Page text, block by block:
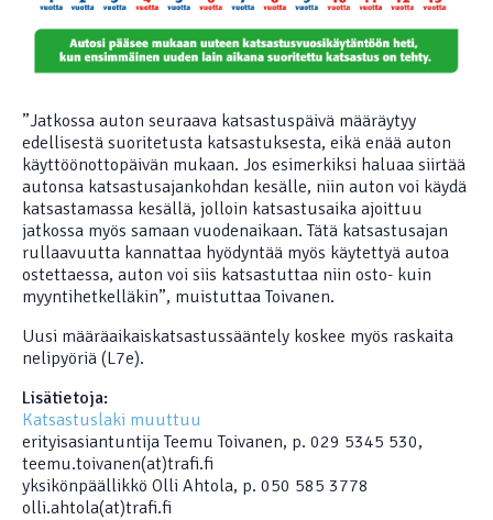
”Jatkossa auton seuraava katsastuspäivä määräytyy
edellisestä suoritetusta katsastuksesta, eikä enää auton
käyttöönottopäivän mukaan. Jos esimerkiksi haluaa siirtää
autonsa katsastusajankohdan kesälle, niin auton voi käydä
katsastamassa kesällä, jolloin katsastusaika ajoittuu
jatkossa myös samaan vuodenaikaan. Tätä katsastusajan
rullaavuutta kannattaa hyödyntää myös käytettyä autoa
ostettaessa, auton voi siis katsastuttaa niin osto- kuin
myyntihetkelläkin”, muistuttaa Toivanen.
Uusi määräaikaiskatsastussääntely koskee myös raskaita
nelipyöriä (L7e).
Lisätietoja:
Katsastuslaki muuttuu
erityisasiantuntija Teemu Toivanen, p. 029 5345 530,
teemu.toivanen(at)trafi.fi
yksikönpäällikkö Olli Ahtola, p. 050 585 3778
olli.ahtola(at)trafi.fi